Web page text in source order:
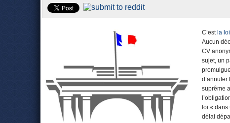
C’est la
Aucun
CV
sujet, un
suprême
loi «
délai